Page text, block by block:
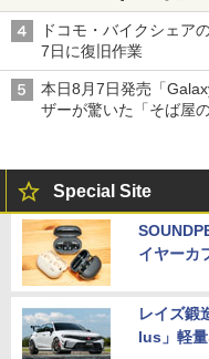
ドコモ・バイクシェア
7日に復旧作業
本日8月7日発売「
ザーが驚いた「そば屋
Special Site
イヤーカ
レイズ鍛
lus」軽